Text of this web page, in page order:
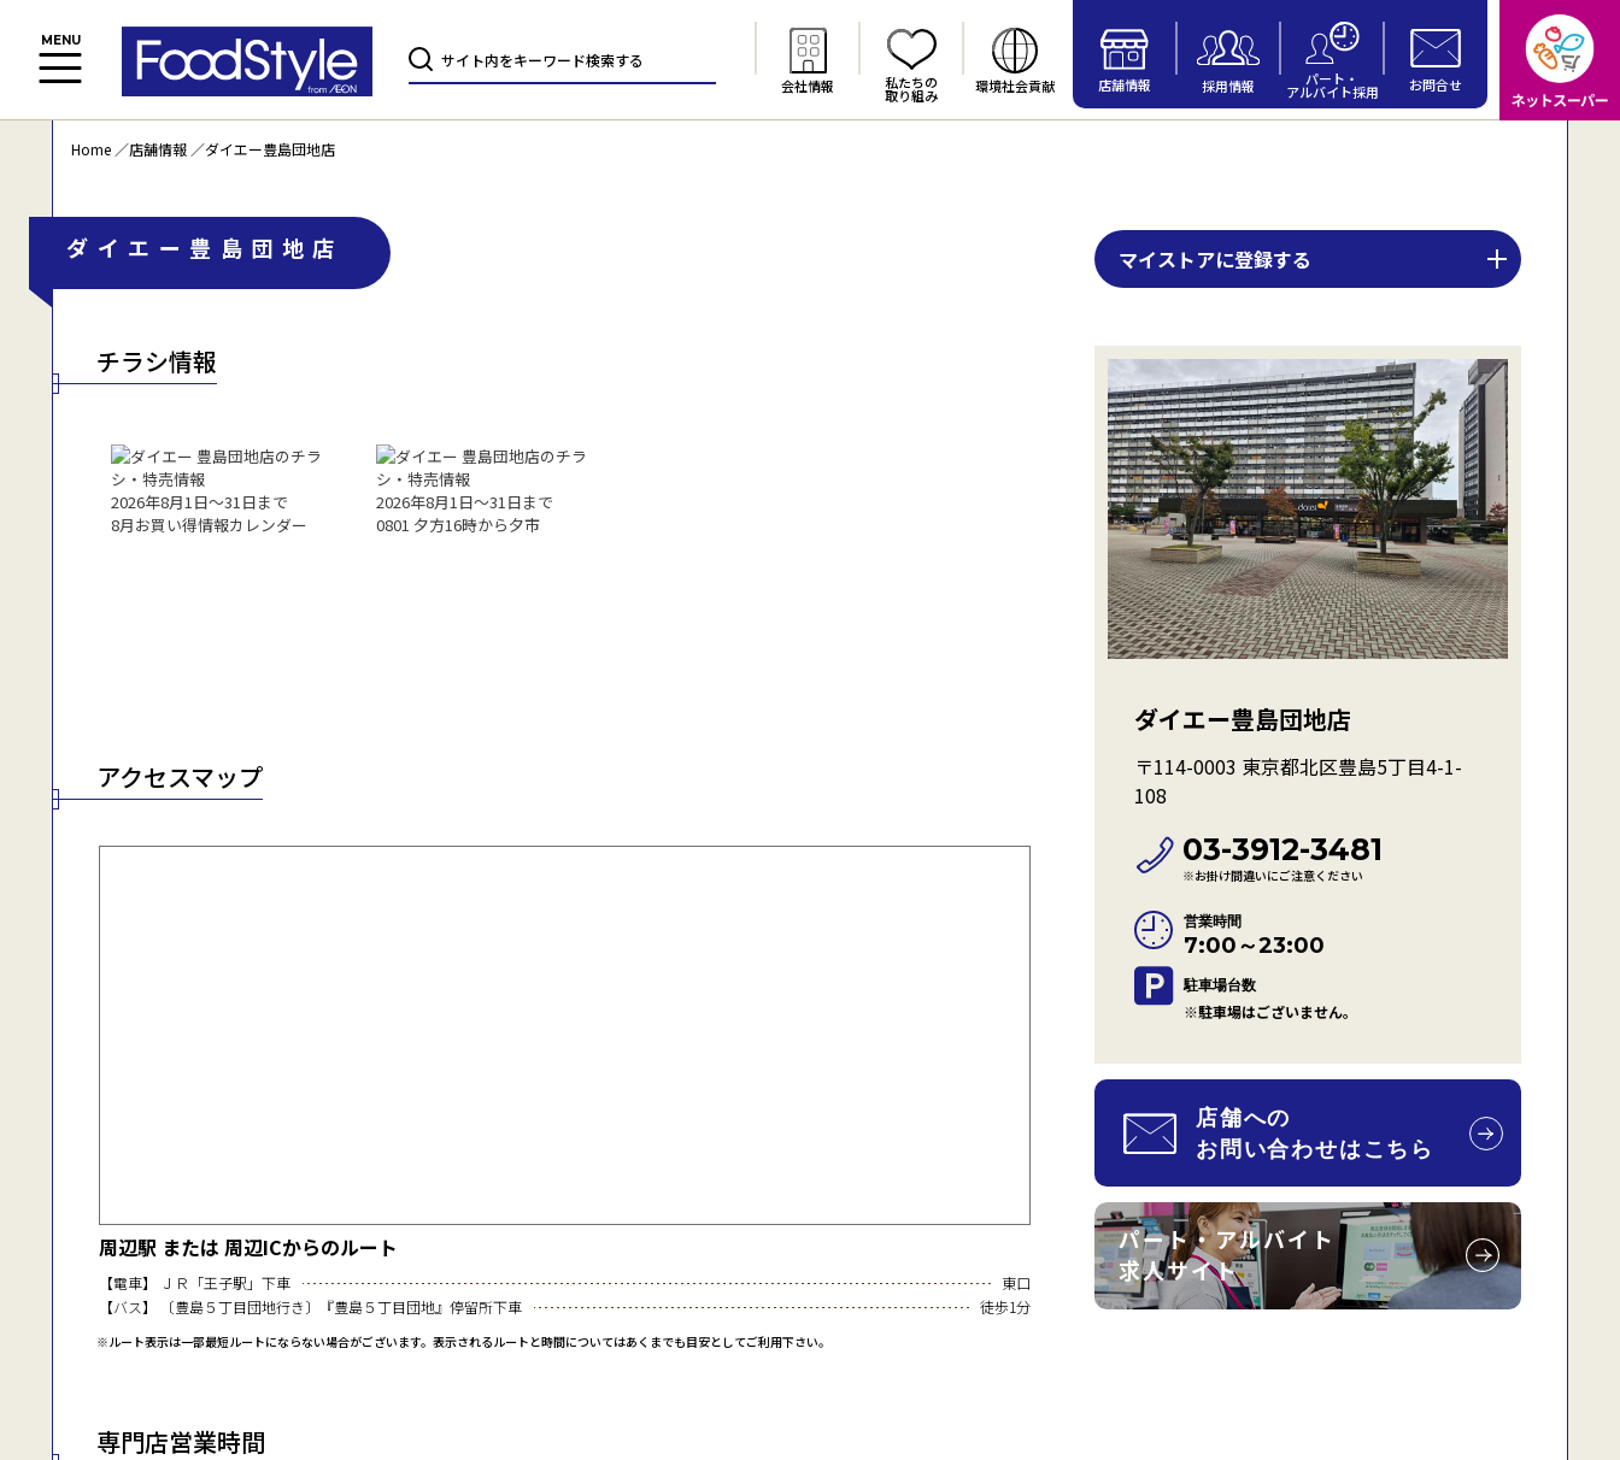
会社情報 私たちの
取り組み
環境社会貢献 店舗情報 採用情報 パート・
アルバイト採用 お問合せ
Home 店舗情報 ダイエー豊島団地店
ダイエー豊島団地店
チラシ情報
2026年8月1日〜31日まで
8月お買い得情報カレンダー
2026年8月1日〜31日まで
0801 夕方16時から夕市
アクセスマップ
周辺駅 または 周辺ICからのルート
【電車】 ＪＲ「王子駅」下車
東口
【バス】 〔豊島５丁目団地行き〕『豊島５丁目団地』停留所下車
徒歩1分
※ルート表示は一部最短ルートにならない場合がございます。表示されるルートと時間についてはあくまでも目安としてご利用下さい。
専門店営業時間
マイストアに登録する
ダイエー豊島団地店
〒114-0003 東京都北区豊島5丁目4-1-
108
03-3912-3481
※お掛け間違いにご注意ください
営業時間
7:00～23:00
駐車場台数
※駐車場はございません。
パート・アルバイト
求人サイト